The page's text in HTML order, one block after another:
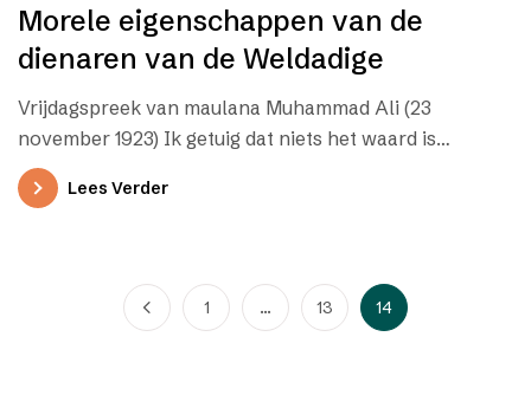
Morele eigenschappen van de
dienaren van de Weldadige
Vrijdagspreek van maulana Muhammad Ali (23
november 1923) Ik getuig dat niets het waard is
aanbeden te worden buiten Allah,…
Lees Verder
1 … 13 14